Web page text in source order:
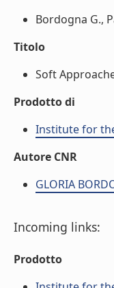
Bordogna G.,
Titolo
Soft
Prodotto di
Institute for
Autore CNR
GLORIA
Incoming links:
Prodotto